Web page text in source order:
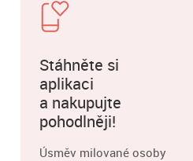
Stáhněte si
aplikaci
a nakupujte
pohodlněji!
Úsměv milované osoby